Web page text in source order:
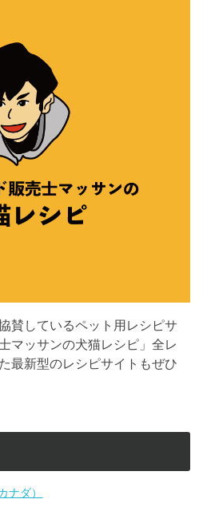
賛しているペット用レシピサ
マッサンの犬猫レシピ」全レ
最新型のレシピサイトもぜひ
ナダ）